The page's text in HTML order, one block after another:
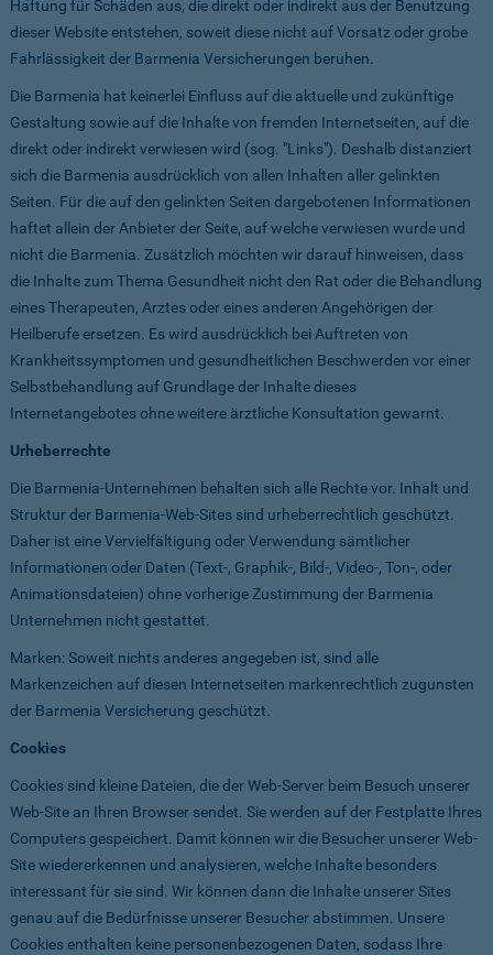
Haftung für Schäden aus, die direkt oder indirekt aus der Benutzung
dieser Website entstehen, soweit diese nicht auf Vorsatz oder grobe
Fahrlässigkeit der Barmenia Versicherungen beruhen.
Die Barmenia hat keinerlei Einfluss auf die aktuelle und zukünftige
Gestaltung sowie auf die Inhalte von fremden Internetseiten, auf die
direkt oder indirekt verwiesen wird (sog. "Links"). Deshalb distanziert
sich die Barmenia ausdrücklich von allen Inhalten aller gelinkten
Seiten. Für die auf den gelinkten Seiten dargebotenen Informationen
haftet allein der Anbieter der Seite, auf welche verwiesen wurde und
nicht die Barmenia. Zusätzlich möchten wir darauf hinweisen, dass
die Inhalte zum Thema Gesundheit nicht den Rat oder die Behandlung
eines Therapeuten, Arztes oder eines anderen Angehörigen der
Heilberufe ersetzen. Es wird ausdrücklich bei Auftreten von
Krankheitssymptomen und gesundheitlichen Beschwerden vor einer
Selbstbehandlung auf Grundlage der Inhalte dieses
Internetangebotes ohne weitere ärztliche Konsultation gewarnt.
Urheberrechte
Die Barmenia-Unternehmen behalten sich alle Rechte vor. Inhalt und
Struktur der Barmenia-Web-Sites sind urheberrechtlich geschützt.
Daher ist eine Vervielfältigung oder Verwendung sämtlicher
Informationen oder Daten (Text-, Graphik-, Bild-, Video-, Ton-, oder
Animationsdateien) ohne vorherige Zustimmung der Barmenia
Unternehmen nicht gestattet.
Marken: Soweit nichts anderes angegeben ist, sind alle
Markenzeichen auf diesen Internetseiten markenrechtlich zugunsten
der Barmenia Versicherung geschützt.
Cookies
Cookies sind kleine Dateien, die der Web-Server beim Besuch unserer
Web-Site an Ihren Browser sendet. Sie werden auf der Festplatte Ihres
Computers gespeichert. Damit können wir die Besucher unserer Web-
Site wiedererkennen und analysieren, welche Inhalte besonders
interessant für sie sind. Wir können dann die Inhalte unserer Sites
genau auf die Bedürfnisse unserer Besucher abstimmen. Unsere
Cookies enthalten keine personenbezogenen Daten, sodass Ihre